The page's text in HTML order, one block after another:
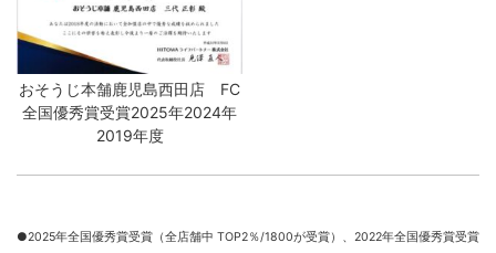
おそうじ本舗鹿児島西田店 FC
全国優秀賞受賞2025年2024年
2019年度
●2025年全国優秀賞受賞（全店舗中 TOP2％/1800が受賞）、 2022年全国優秀賞受賞